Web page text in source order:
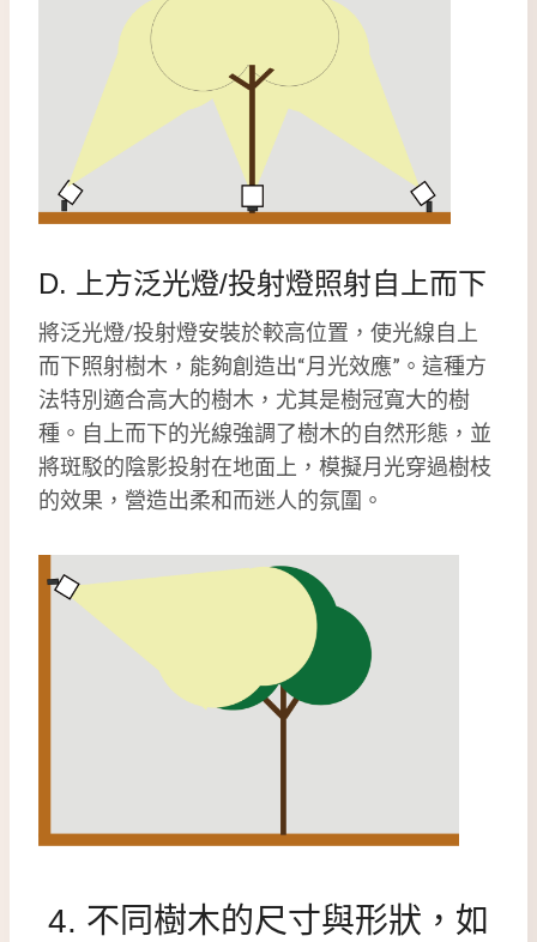
D. 上方泛光燈/投射燈照射自上而下
將泛光燈/投射燈安裝於較高位置，使光線自上
而下照射樹木，能夠創造出“月光效應”。這種方
法特別適合高大的樹木，尤其是樹冠寬大的樹
種。自上而下的光線強調了樹木的自然形態，並
將斑駁的陰影投射在地面上，模擬月光穿過樹枝
的效果，營造出柔和而迷人的氛圍。
4. 不同樹木的尺寸與形狀，如